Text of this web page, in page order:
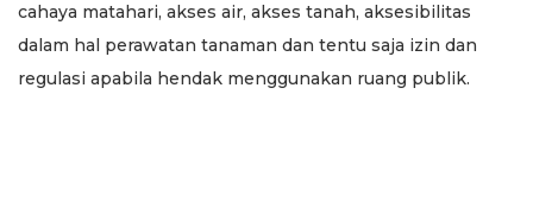
cahaya matahari, akses air, akses tanah, aksesibilitas
dalam hal perawatan tanaman dan tentu saja izin dan
regulasi apabila hendak menggunakan ruang publik.